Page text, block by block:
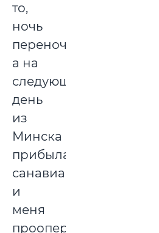
то,
ночь
переночевал,
а на
следующий
день
из
Минска
прибыла
санавиация,
и
меня
прооперировали.